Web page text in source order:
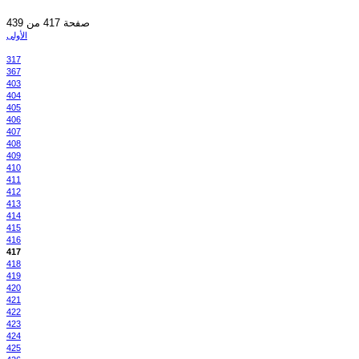
صفحة 417 من 439
الأولى
317
367
403
404
405
406
407
408
409
410
411
412
413
414
415
416
417
418
419
420
421
422
423
424
425